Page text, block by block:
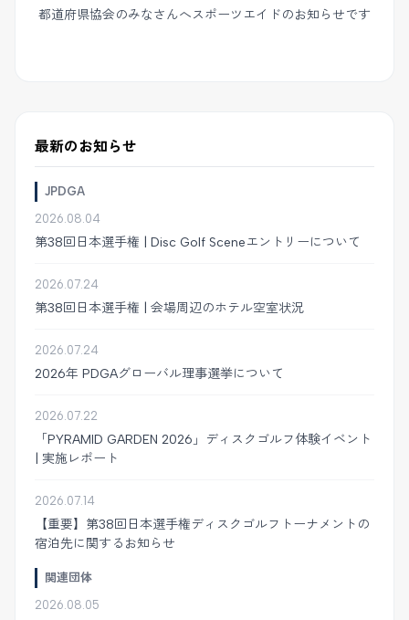
都道府県協会のみなさんへスポーツエイドのお知らせです
最新のお知らせ
JPDGA
2026.08.04
第38回日本選手権 | Disc Golf Sceneエントリーについて
2026.07.24
第38回日本選手権 | 会場周辺のホテル空室状況
2026.07.24
2026年 PDGAグローバル理事選挙について
2026.07.22
「PYRAMID GARDEN 2026」ディスクゴルフ体験イベント
| 実施レポート
2026.07.14
【重要】第38回日本選手権ディスクゴルフトーナメントの
宿泊先に関するお知らせ
関連団体
2026.08.05